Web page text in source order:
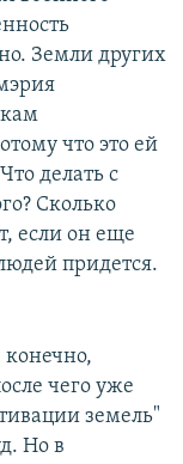
Земли других
что это ей
делать с
Сколько
если он еще
придется.
чего уже
земель"
Но в